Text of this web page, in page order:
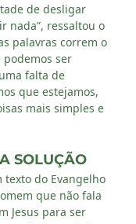
de desligar
nada”, ressaltou o
palavras correm o
ser
falta de
que estejamos,
mais simples e
SOLUÇÃO
texto do Evangelho
que não fala
Jesus para ser